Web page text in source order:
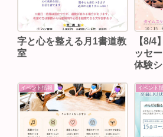
字と心を整える月1書道教
室
【8/4
ッセ
体験
イベント情報 イベント